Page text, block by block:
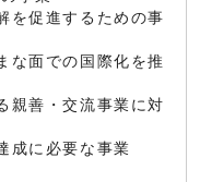
を促進するための事
な面での国際化を推
親善・交流事業に対
成に必要な事業